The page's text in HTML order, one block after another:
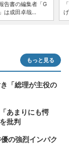
告書の編集者「G
は成田卓哉...
もっと見る
「総理が主役の
あまりにも愕
批判
の強烈インパク